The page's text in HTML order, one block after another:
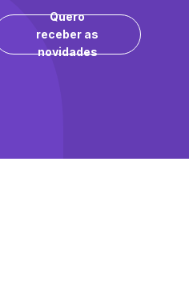
Quero
receber as
novidades